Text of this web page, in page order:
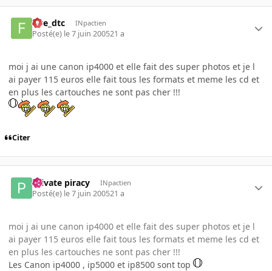
five_dtc INpactien
Posté(e) le 7 juin 200521 a
moi j ai une canon ip4000 et elle fait des super photos et je l
ai payer 115 euros elle fait tous les formats et meme les cd et
en plus les cartouches ne sont pas cher !!!
Citer
Private piracy INpactien
Posté(e) le 7 juin 200521 a
moi j ai une canon ip4000 et elle fait des super photos et je l
ai payer 115 euros elle fait tous les formats et meme les cd et
en plus les cartouches ne sont pas cher !!!
Les Canon ip4000 , ip5000 et ip8500 sont top